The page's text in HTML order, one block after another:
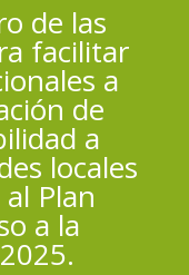
de las
facilitar
a
de
a
locales
Plan
a la